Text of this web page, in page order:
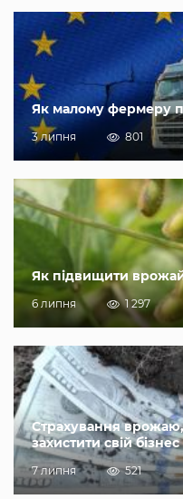
Як малому фермеру
3 липня 801
Як підвищити
6 липня 1 297
Страхування
захистити свій бізнес
7 липня 521